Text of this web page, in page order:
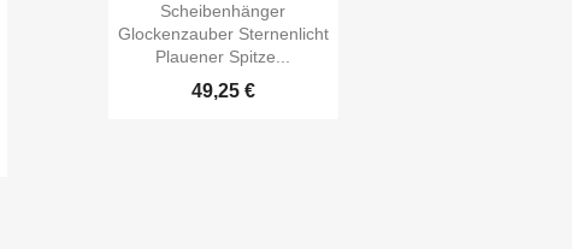
Scheibenhänger
Glockenzauber Sternenlicht
Plauener Spitze...
49,25 €
Schnellansicht